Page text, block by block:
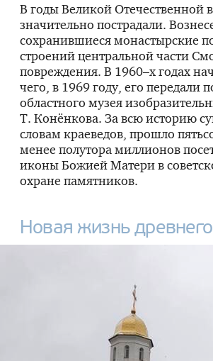
В годы Великой Отечественной
значительно пострадали.
сохранившиеся монастырские
строений центральной части
повреждения. В 1960–х годах
чего, в 1969 году, его передали
областного музея
Т. Конёнкова. За всю историю
словам краеведов, прошло
менее полутора миллионов
иконы Божией Матери в
охране памятников.
Новая жизнь